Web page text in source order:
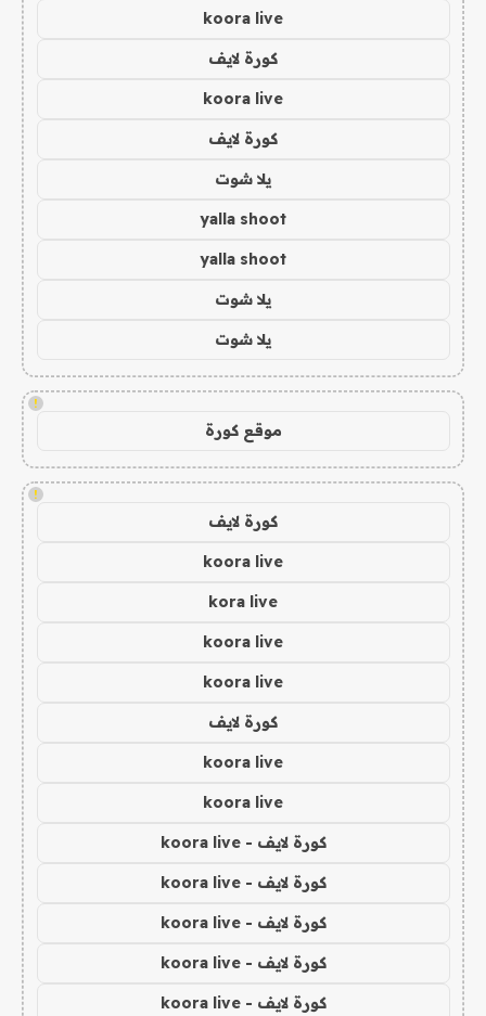
koora live
كورة لايف
koora live
كورة لايف
يلا شوت
yalla shoot
yalla shoot
يلا شوت
يلا شوت
!
موقع كورة
!
كورة لايف
koora live
kora live
koora live
koora live
كورة لايف
koora live
koora live
كورة لايف - koora live
كورة لايف - koora live
كورة لايف - koora live
كورة لايف - koora live
كورة لايف - koora live